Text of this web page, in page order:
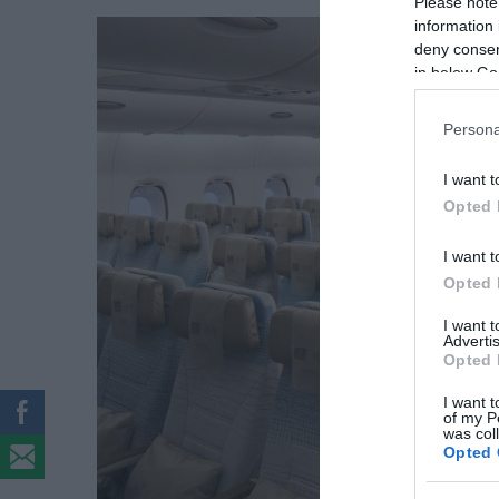
information
deny
in below
I want
Opted
I want
Opted
I want
Opted
I want
of my
was
Opted